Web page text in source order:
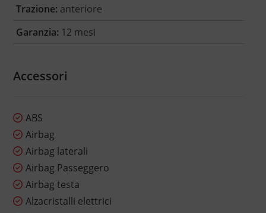
Trazione: anteriore
Garanzia: 12 mesi
Accessori
ABS
Airbag
Airbag laterali
Airbag Passeggero
Airbag testa
Alzacristalli elettrici